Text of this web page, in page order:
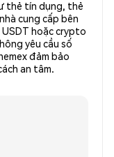
thẻ tín dụng, thẻ
cung cấp bên
hoặc crypto
yêu cầu số
đảm bảo
an tâm.